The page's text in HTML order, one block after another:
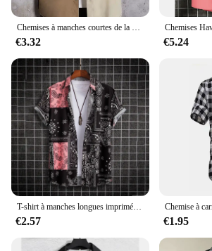
Chemises à manches courtes de la mode masculine de la rue extérieure pour hommes Chemises à manches courtes pour hommes confortables en vrac
€3.32 €5.24
T-shirt à manches longues imprimé graffiti 3D pour hommes et enfants, chemises hawaïennes unisexes, chemisiers, streetwear, mode estivale
€2.57 €1.95